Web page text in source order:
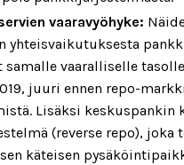
vaaravyöhyke:
yhteisvaikutuksesta
samalle vaaralliselle
juuri ennen repo-
Lisäksi keskuspankin
(reverse repo), joka
käteisen